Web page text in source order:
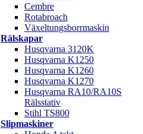
Cembre
Rotabroach
Växeltungsborrmaskin
Rälskapar
Husqvarna 3120K
Husqvarna K1250
Husqvarna K1260
Husqvarna K1270
Husqvarna RA10/RA10S
Rälsstativ
Stihl TS800
Slipmaskiner